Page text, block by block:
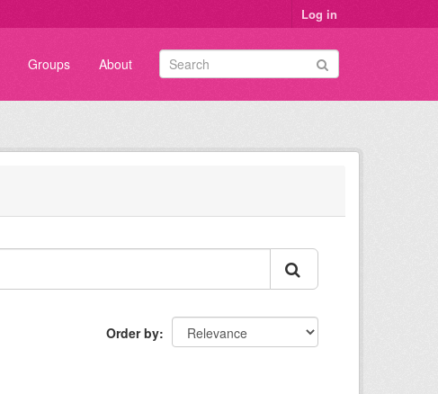
Log in
Groups About
Order by